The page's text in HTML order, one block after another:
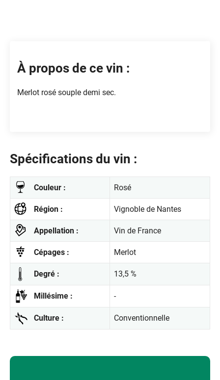
À propos de ce vin :
Merlot rosé souple demi sec.
Spécifications du vin :
Couleur : Rosé
Région : Vignoble de Nantes
Appellation : Vin de France
Cépages : Merlot
Degré : 13,5 %
Millésime : -
Culture : Conventionnelle